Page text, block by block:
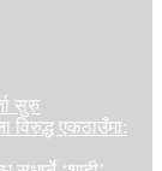
सुरु
विरुद्ध एकठाउँमा: